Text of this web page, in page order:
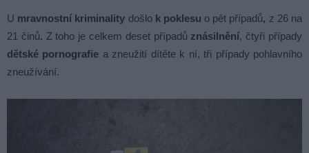
U mravnostní kriminality došlok poklesu o pět případů, z 26 na
21 činů. Z toho je celkem deset případů znásilnění, čtyři případy
dětské pornografie a zneužití dítěte k ní, tři případy pohlavního
zneužívání.